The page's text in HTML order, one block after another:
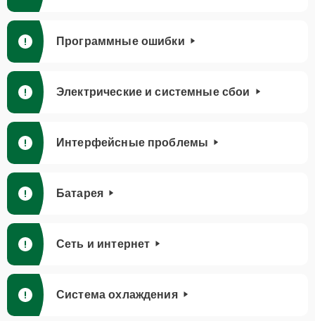
Программные ошибки
Электрические и системные сбои
Интерфейсные проблемы
Батарея
Сеть и интернет
Система охлаждения